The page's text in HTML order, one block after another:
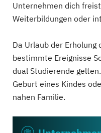
Unternehmen dich
Weiterbildungen oder
Da Urlaub der Erholung
bestimmte Ereignisse
dual Studierende
Geburt eines Kindes
nahen Familie.